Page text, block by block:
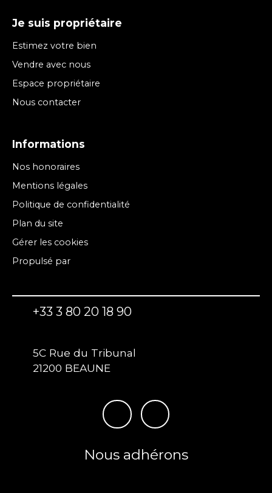
Je suis propriétaire
Estimez votre bien
Vendre avec nous
Espace propriétaire
Nous contacter
Informations
Nos honoraires
Mentions légales
Politique de confidentialité
Plan du site
Gérer les cookies
Propulsé par
+33 3 80 20 18 90
5C Rue du Tribunal
21200 BEAUNE
Nous adhérons